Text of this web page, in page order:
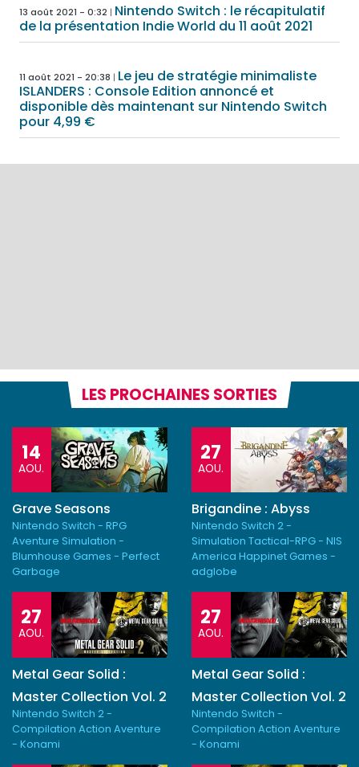
13 août 2021 - 0:32
Nintendo Switch : le récapitulatif
de la présentation Indie World du 11 août 2021
11 août 2021 - 20:38
Le jeu de stratégie minimaliste
ISLANDERS : Console Edition annoncé et
disponible dès maintenant sur Nintendo Switch
pour 4,99 €
LES PROCHAINES SORTIES
14
AOU.
Grave Seasons
Nintendo Switch - RPG
Aventure Simulation -
Blumhouse Games - Perfect
Garbage
27
AOU.
Brigandine : Abyss
Nintendo Switch 2 -
Simulation Tactical-RPG - NIS
America Happinet Games -
adglobe
27
AOU.
Metal Gear Solid :
Master Collection Vol. 2
Nintendo Switch 2 -
Compilation Action Aventure
- Konami
27
AOU.
Metal Gear Solid :
Master Collection Vol. 2
Nintendo Switch -
Compilation Action Aventure
- Konami